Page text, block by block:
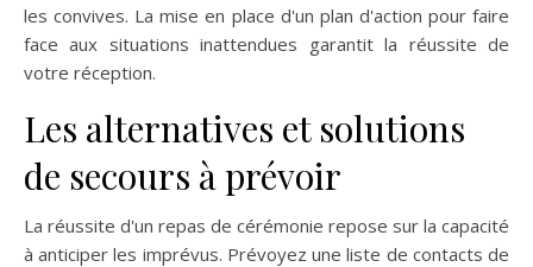
les convives. La mise en place d'un plan d'action pour faire
face aux situations inattendues garantit la réussite de
votre réception.
Les alternatives et solutions
de secours à prévoir
La réussite d'un repas de cérémonie repose sur la capacité
à anticiper les imprévus. Prévoyez une liste de contacts de